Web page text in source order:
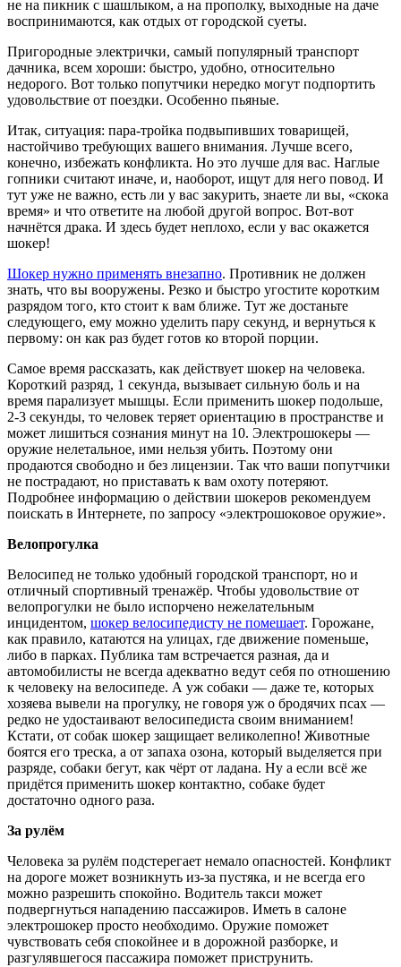
не на пикник с шашлыком, а на прополку, выходные на даче
воспринимаются, как отдых от городской суеты.
Пригородные электрички, самый популярный транспорт
дачника, всем хороши: быстро, удобно, относительно
недорого. Вот только попутчики нередко могут подпортить
удовольствие от поездки. Особенно пьяные.
Итак, ситуация: пара-тройка подвыпивших товарищей,
настойчиво требующих вашего внимания. Лучше всего,
конечно, избежать конфликта. Но это лучше для вас. Наглые
гопники считают иначе, и, наоборот, ищут для него повод. И
тут уже не важно, есть ли у вас закурить, знаете ли вы, «скока
время» и что ответите на любой другой вопрос. Вот-вот
начнётся драка. И здесь будет неплохо, если у вас окажется
шокер!
Шокер нужно применять внезапно. Противник не должен
знать, что вы вооружены. Резко и быстро угостите коротким
разрядом того, кто стоит к вам ближе. Тут же достаньте
следующего, ему можно уделить пару секунд, и вернуться к
первому: он как раз будет готов ко второй порции.
Самое время рассказать, как действует шокер на человека.
Короткий разряд, 1 секунда, вызывает сильную боль и на
время парализует мышцы. Если применить шокер подольше,
2-3 секунды, то человек теряет ориентацию в пространстве и
может лишиться сознания минут на 10. Электрошокеры —
оружие нелетальное, ими нельзя убить. Поэтому они
продаются свободно и без лицензии. Так что ваши попутчики
не пострадают, но приставать к вам охоту потеряют.
Подробнее информацию о действии шокеров рекомендуем
поискать в Интернете, по запросу «электрошоковое оружие».
Велопрогулка
Велосипед не только удобный городской транспорт, но и
отличный спортивный тренажёр. Чтобы удовольствие от
велопрогулки не было испорчено нежелательным
инцидентом, шокер велосипедисту не помешает. Горожане,
как правило, катаются на улицах, где движение поменьше,
либо в парках. Публика там встречается разная, да и
автомобилисты не всегда адекватно ведут себя по отношению
к человеку на велосипеде. А уж собаки — даже те, которых
хозяева вывели на прогулку, не говоря уж о бродячих псах —
редко не удостаивают велосипедиста своим вниманием!
Кстати, от собак шокер защищает великолепно! Животные
боятся его треска, а от запаха озона, который выделяется при
разряде, собаки бегут, как чёрт от ладана. Ну а если всё же
придётся применить шокер контактно, собаке будет
достаточно одного раза.
За рулём
Человека за рулём подстерегает немало опасностей. Конфликт
на дороге может возникнуть из-за пустяка, и не всегда его
можно разрешить спокойно. Водитель такси может
подвергнуться нападению пассажиров. Иметь в салоне
электрошокер просто необходимо. Оружие поможет
чувствовать себя спокойнее и в дорожной разборке, и
разгулявшегося пассажира поможет приструнить.